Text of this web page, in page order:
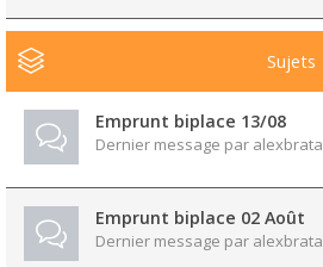
Sujets
Emprunt biplace 13/08
Dernier message par alexbrata
Emprunt biplace 02 Août
Dernier message par alexbrata